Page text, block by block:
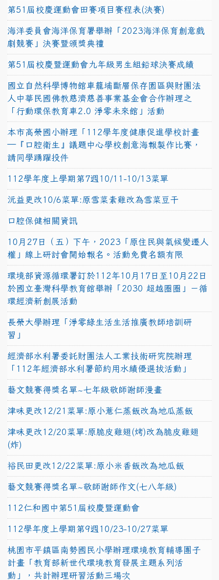
第51屆校慶運動會田賽項目賽程表(決賽)
海洋委員會海洋保育署舉辦「2023海洋保育創意戲
劇競賽」決賽暨頒獎典禮
第51屆校慶暨運動會九年級男生組鉛球決賽成績
國立自然科學博物館車籠埔斷層保存園區與財團法
人中華民國佛教慈濟慈善事業基金會合作辦理之
「行動環保教育車2.0 淨零未來館」活動
本市高榮國小辦理「112學年度健康促進學校計畫
─『口腔衛生』議題中心學校創意海報製作比賽，
請同學踴躍投件
112學年度上學期第7週10/11-10/13菜單
沅益更改10/6菜單:原雪菜素雞改為雪菜豆干
口腔保健相關資訊
10月27日（五）下午，2023「原住民與氣候變遷人
權」線上研討會開始報名。活動免費名額有限
環境部資源循環署訂於112年10月17日至10月22日
於國立臺灣科學教育館舉辦「2030 超越圈圈」－循
環經濟新創展活動
長榮大學辦理「淨零綠生活生活推廣教師培訓研
習」
經濟部水利署委託財團法人工業技術研究院辦理
「112年經濟部水利署節約用水績優選拔活動」
藝文競賽得獎名單~七年級敬師謝師漫畫
津味更改12/21菜單:原小薏仁蒸飯改為地瓜蒸飯
津味更改12/20菜單:原脆皮雞翅(烤)改為脆皮雞翅
(炸)
裕民田更改12/22菜單:原小米香飯改為地瓜飯
藝文競賽得獎名單~敬師謝師作文(七八年級)
112仁和國中第51屆校慶暨運動會
112學年度上學期第9週10/23-10/27菜單
桃園市平鎮區南勢國民小學辦理環境教育輔導團子
計畫「教育部新世代環境教育發展主題系列活
動」，共計辦理研習活動三場次